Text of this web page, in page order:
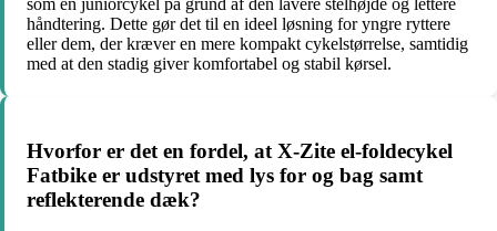
som en juniorcykel på grund af den lavere stelhøjde og lettere
håndtering. Dette gør det til en ideel løsning for yngre ryttere
eller dem, der kræver en mere kompakt cykelstørrelse, samtidig
med at den stadig giver komfortabel og stabil kørsel.
Hvorfor er det en fordel, at X-Zite el-foldecykel
Fatbike er udstyret med lys for og bag samt
reflekterende dæk?